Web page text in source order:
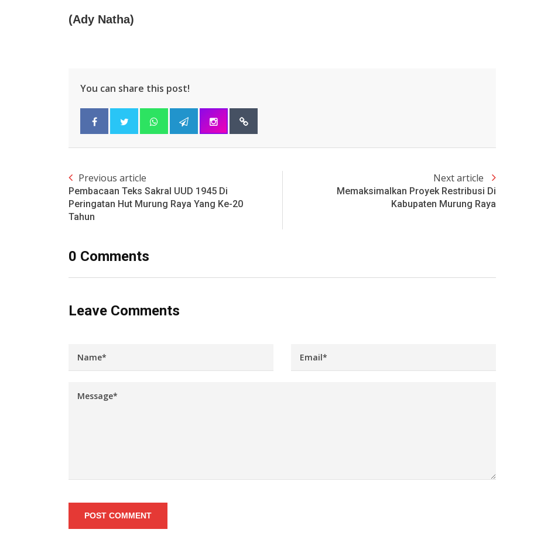
(Ady Natha)
You can share this post!
Previous article
Pembacaan Teks Sakral UUD 1945 Di
Peringatan Hut Murung Raya Yang Ke-20
Tahun
Next article
Memaksimalkan Proyek Restribusi Di
Kabupaten Murung Raya
0 Comments
Leave Comments
POST COMMENT